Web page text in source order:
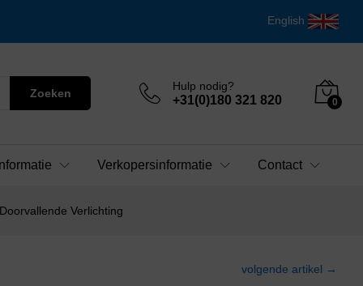
English
Zoeken
Hulp nodig?
+31(0)180 321 820 0
Verkopersinformatie Contact
Verlichting
volgende artikel →